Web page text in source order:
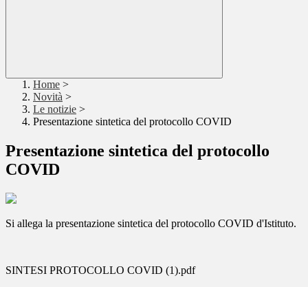
Home >
Novità >
Le notizie >
Presentazione sintetica del protocollo COVID
Presentazione sintetica del protocollo
COVID
Si allega la presentazione sintetica del protocollo COVID d'Istituto.
SINTESI PROTOCOLLO COVID (1).pdf